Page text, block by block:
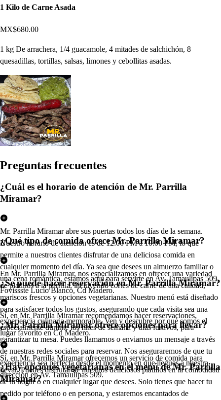
1 Kilo de Carne Asada
MX$680.00
1 kg De arrachera, 1/4 guacamole, 4 mitades de salchichón, 8
quesadillas, tortillas, salsas, limones y cebollitas asadas.
Preguntas frecuentes
¿Cuál es el horario de atención de Mr. Parrilla
Miramar?
Mr. Parrilla Miramar abre sus puertas todos los días de la semana.
Nuestro horario de atención es de 12:00 PM a 10:00 PM, lo que
permite a nuestros clientes disfrutar de una deliciosa comida en
cualquier momento del día. Ya sea que desees un almuerzo familiar o
una cena romántica, estamos aquí para servirte en Av. Tamaulipas 509,
Fovissste Lucio Blanco, Cd Madero.
¿Qué tipo de comida ofrece Mr. Parrilla Miramar?
En Mr. Parrilla Miramar, nos especializamos en ofrecer una variedad
de platillos a la parrilla, incluyendo cortes de carne de alta calidad,
mariscos frescos y opciones vegetarianas. Nuestro menú está diseñado
para satisfacer todos los gustos, asegurando que cada visita sea una
experiencia culinaria memorable. Ven y descubre por qué somos el
lugar favorito en Cd Madero.
¿Se puede hacer reservación en Mr. Parrilla Miramar?
Sí, en Mr. Parrilla Miramar recomendamos hacer reservaciones,
especialmente durante los fines de semana y días festivos, para
garantizar tu mesa. Puedes llamarnos o enviarnos un mensaje a través
de nuestras redes sociales para reservar. Nos aseguraremos de que tu
experiencia sea perfecta desde el momento en que llegues a nuestra
dirección en Av. Tamaulipas 509.
¿Mr. Parrilla Miramar ofrece opciones para llevar?
Sí, en Mr. Parrilla Miramar ofrecemos un servicio de comida para
llevar. Puedes disfrutar de nuestros deliciosos platillos en la comodidad
de tu hogar o en cualquier lugar que desees. Solo tienes que hacer tu
pedido por teléfono o en persona, y estaremos encantados de
¿Hay opciones vegetarianas en el menú de Mr. Parrilla
Miramar?